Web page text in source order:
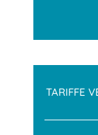
TARIFFE